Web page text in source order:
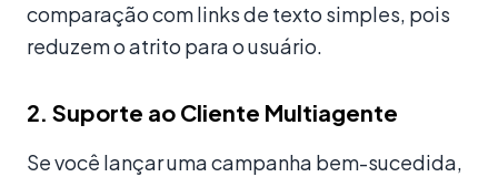
comparação com links de texto simples, pois
reduzem o atrito para o usuário.
2. Suporte ao Cliente Multiagente
Se você lançar uma campanha bem-sucedida,